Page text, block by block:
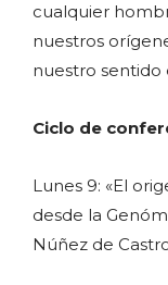
cualquier
nuestros
nuestro sentido
Ciclo de
Lunes 9: «El
desde la
Núñez de